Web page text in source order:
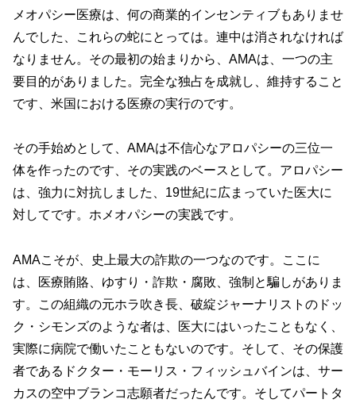
メオパシー医療は、何の商業的インセンティブもありませ
んでした、これらの蛇にとっては。連中は消されなければ
なりません。その最初の始まりから、AMAは、一つの主
要目的がありました。完全な独占を成就し、維持すること
です、米国における医療の実行のです。
その手始めとして、AMAは不信心なアロパシーの三位一
体を作ったのです、その実践のベースとして。アロパシー
は、強力に対抗しました、19世紀に広まっていた医大に
対してです。ホメオパシーの実践です。
AMAこそが、史上最大の詐欺の一つなのです。ここに
は、医療賄賂、ゆすり・詐欺・腐敗、強制と騙しがありま
す。この組織の元ホラ吹き長、破綻ジャーナリストのドッ
ク・シモンズのような者は、医大にはいったこともなく、
実際に病院で働いたこともないのです。そして、その保護
者であるドクター・モーリス・フィッシュバインは、サー
カスの空中ブランコ志願者だったんです。そしてパートタ